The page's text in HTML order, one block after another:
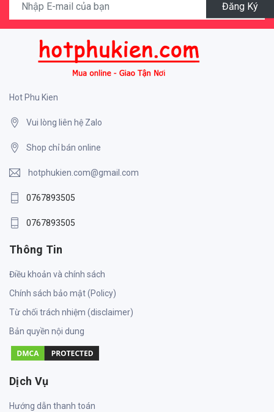
Đăng Ký
Hot Phu Kien
Vui lòng liên hệ Zalo
Shop chỉ bán online
hotphukien.com@gmail.com
0767893505
0767893505
Thông Tin
Điều khoản và chính sách
Chính sách bảo mật (Policy)
Từ chối trách nhiệm (disclaimer)
Bản quyền nội dung
Dịch Vụ
Hướng dẫn thanh toán